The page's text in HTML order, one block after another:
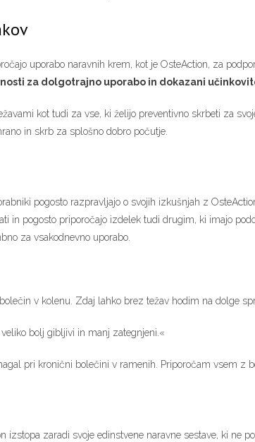
uporabo naravnih krem, kot je OsteAction, za
za dolgotrajno uporabo in dokazani
kot tudi za vse, ki želijo preventivno skrbeti za
in skrb za splošno dobro počutje.
pogosto razpravljajo o svojih izkušnjah z
in pogosto priporočajo izdelek tudi drugim, ki imajo
za vsakodnevno uporabo.
v kolenu. Zdaj lahko brez težav hodim na dolge
bolj gibljivi in manj zategnjeni.«
pri kronični bolečini v ramenih. Priporočam vsem z
zaradi svoje edinstvene naravne sestave, ki ne